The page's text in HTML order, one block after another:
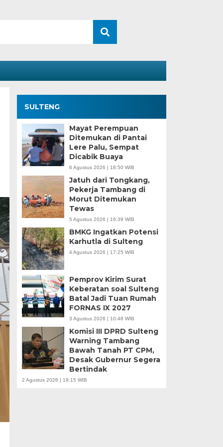
SULTENG
Mayat Perempuan
Ditemukan di Pantai
Lere Palu, Sempat
Dicabik Buaya
6 Agustus 2026 | 18:50 WIB
Jatuh dari Tongkang,
Pekerja Tambang di
Morut Ditemukan
Tewas
5 Agustus 2026 | 16:39 WIB
BMKG Ingatkan Potensi
Karhutla di Sulteng
4 Agustus 2026 | 17:25 WIB
Pemprov Kirim Surat
Keberatan soal Sulteng
Batal Jadi Tuan Rumah
FORNAS IX 2027
3 Agustus 2026 | 10:48 WIB
Komisi III DPRD Sulteng
Warning Tambang
Bawah Tanah PT CPM,
Desak Gubernur Segera
Bertindak
2 Agustus 2026 | 19:15 WIB